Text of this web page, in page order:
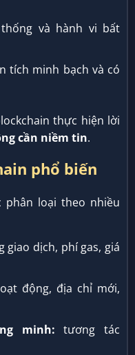
và hành vi bất
tích minh bạch và có
thực hiện lời
cần niềm tin.
phổ biến
phân loại theo nhiều
giao dịch, phí gas, giá
động, địa chỉ mới,
minh: tương tác